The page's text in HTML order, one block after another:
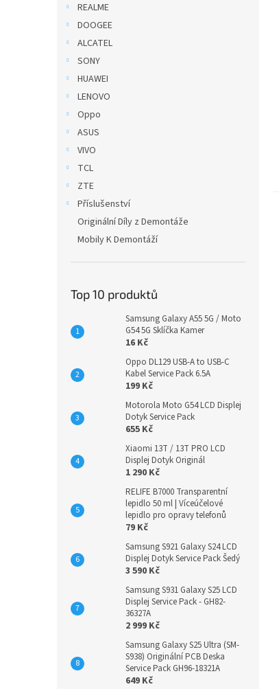
REALME
DOOGEE
ALCATEL
SONY
HUAWEI
LENOVO
Oppo
ASUS
VIVO
TCL
ZTE
Příslušenství
Originální Díly z Demontáže
Mobily K Demontáží
Top 10 produktů
Samsung Galaxy A55 5G / Moto
G54 5G Sklíčka Kamer
16 Kč
Oppo DL129 USB-A to USB-C
Kabel Service Pack 6.5A
199 Kč
Motorola Moto G54 LCD Displej
Dotyk Service Pack
655 Kč
Xiaomi 13T / 13T PRO LCD
Displej Dotyk Originál
1 290 Kč
RELIFE B7000 Transparentní
lepidlo 50 ml | Víceúčelové
lepidlo pro opravy telefonů
79 Kč
Samsung S921 Galaxy S24 LCD
Displej Dotyk Service Pack Šedý
3 590 Kč
Samsung S931 Galaxy S25 LCD
Displej Service Pack - GH82-
36327A
2 999 Kč
Samsung Galaxy S25 Ultra (SM-
S938) Originální PCB Deska
Service Pack GH96-18321A
649 Kč